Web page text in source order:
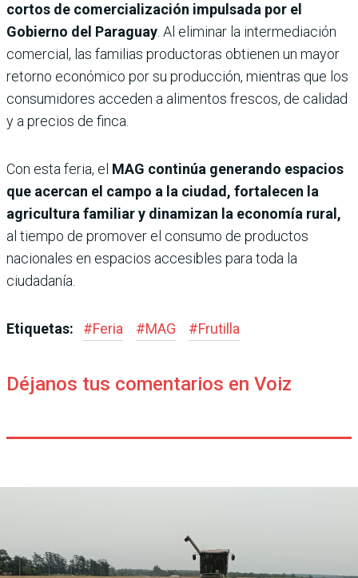
cortos de comercialización impulsada por el
Gobierno del Paraguay. Al eliminar la intermediación
comercial, las familias productoras obtienen un mayor
retorno económico por su producción, mientras que los
consumidores acceden a alimentos frescos, de calidad
y a precios de finca.
Con esta feria, el MAG continúa generando espacios
que acercan el campo a la ciudad, fortalecen la
agricultura familiar y dinamizan la economía rural,
al tiempo de promover el consumo de productos
nacionales en espacios accesibles para toda la
ciudadanía.
Etiquetas: #Feria #MAG #Frutilla
Déjanos tus comentarios en Voiz